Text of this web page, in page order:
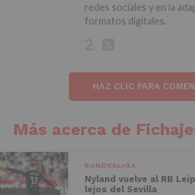
redes sociales y en la
formatos digitales.
HAZ CLIC PARA
Más acerca de
BUNDESLIGA
Nyland vuelve al RB
lejos del Sevilla